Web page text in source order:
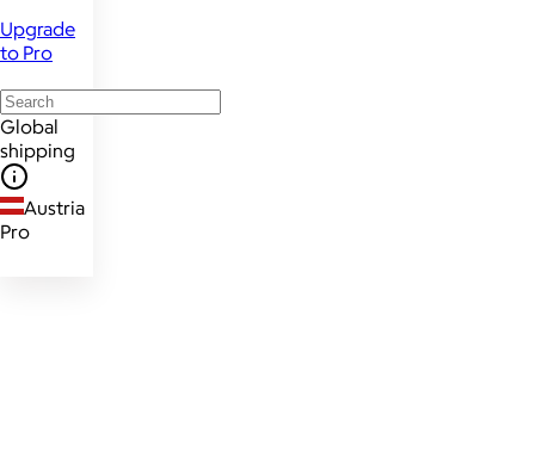
Upgrade
to Pro
Global
shipping
Austria
Pro